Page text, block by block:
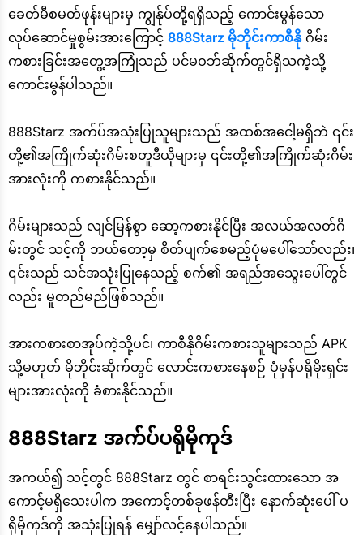
ခေတ်မီစမတ်ဖုန်းများမှ ကျွန်ုပ်တို့ရရှိသည့် ကောင်းမွန်သော
လုပ်ဆောင်မှုစွမ်းအားကြောင့် 888Starz မိုဘိုင်းကာစီနိုဂိမ်း
ကစားခြင်းအတွေ့အကြုံသည် ပင်မဝဘ်ဆိုက်တွင်ရှိသကဲ့သို့
ကောင်းမွန်ပါသည်။
888Starz အက်ပ်အသုံးပြုသူများသည် အထစ်အငေါ့မရှိဘဲ ၎င်း
တို့၏အကြိုက်ဆုံးဂိမ်းစတူဒီယိုများမှ ၎င်းတို့၏အကြိုက်ဆုံးဂိမ်း
အားလုံးကို ကစားနိုင်သည်။
ဂိမ်းများသည် လျင်မြန်စွာ ဆော့ကစားနိုင်ပြီး အလယ်အလတ်ဂိ
မ်းတွင် သင့်ကို ဘယ်တော့မှ စိတ်ပျက်စေမည့်ပုံမပေါ်သော်လည်း၊
၎င်းသည် သင်အသုံးပြုနေသည့် စက်၏ အရည်အသွေးပေါ်တွင်
လည်း မူတည်မည်ဖြစ်သည်။
အားကစားစာအုပ်ကဲ့သို့ပင်၊ ကာစီနိုဂိမ်းကစားသူများသည် APK
သို့မဟုတ် မိုဘိုင်းဆိုက်တွင် လောင်းကစားနေစဉ် ပုံမှန်ပရိုမိုးရှင်း
များအားလုံးကို ခံစားနိုင်သည်။
888Starz အက်ပ်ပရိုမိုကုဒ်
အကယ်၍ သင့်တွင် 888Starz တွင် စာရင်းသွင်းထားသော အ
ကောင့်မရှိသေးပါက အကောင့်တစ်ခုဖန်တီးပြီး နောက်ဆုံးပေါ် ပ
ရိုမိုကုဒ်ကို အသုံးပြုရန် မျှော်လင့်နေပါသည်။